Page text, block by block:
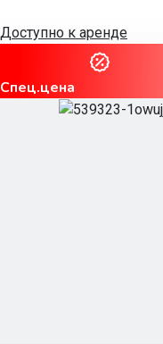
Доступно к аренде
Спец.цена